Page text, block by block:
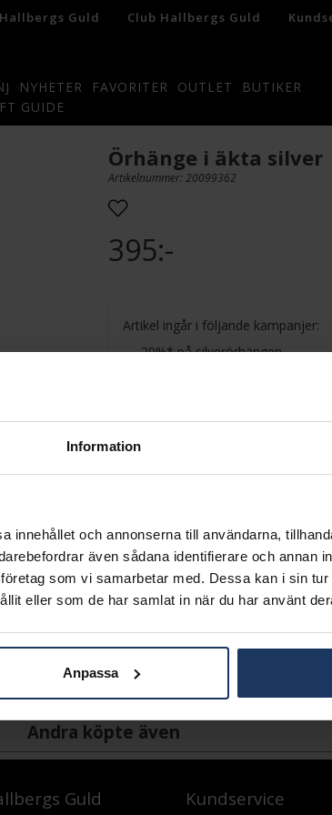
Information
innehållet och annonserna till användarna,
även sådana identifierare och annan
som vi samarbetar med. Dessa kan i sin
eller som de har samlat in när du har använt
Anpassa
Guld Club Hallbergs Guld
NYHETER FAVORITER OUTLET
BUTIKER
GUIDE
Örhänge i äkta silver
Artikelnummer: 20099362
395:-
Artikel ingår i följande kampanjer:
20%* på silverörhängen
Du får 20% rabatt på silverörhängen
Presentinslagning
Leveranstid 2-5 arbetsdagar.
Öppet köp i 30 dagar vid
INFO
MATERIAL
Andra köpte även
Guld Kundservice